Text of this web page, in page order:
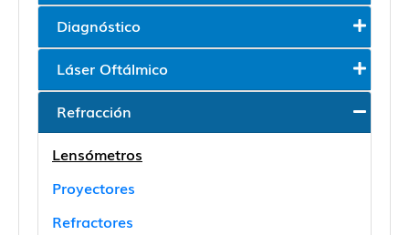
Diagnóstico
Láser Oftálmico
Refracción
Lensómetros
Proyectores
Refractores